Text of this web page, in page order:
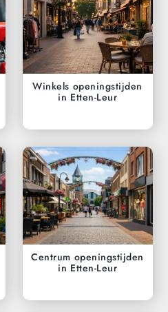
Winkels openingstijden
in Etten-Leur
Centrum openingstijden
in Etten-Leur